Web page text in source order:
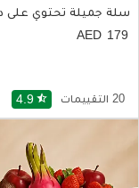
179
4.9 star_half 20 التقييمات